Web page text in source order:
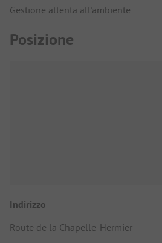
Gestione attenta all'ambiente
Posizione
Indirizzo
Route de la Chapelle-Hermier